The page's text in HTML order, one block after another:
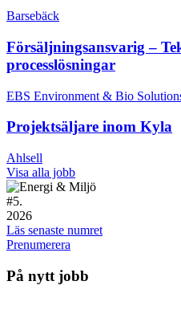
Barsebäck
Försäljningsansvarig –
processlösningar
EBS Environment & Bio
Projektsäljare inom Kyla
Ahlsell
Visa alla jobb
#5.
2026
Läs senaste numret
Prenumerera
På nytt jobb